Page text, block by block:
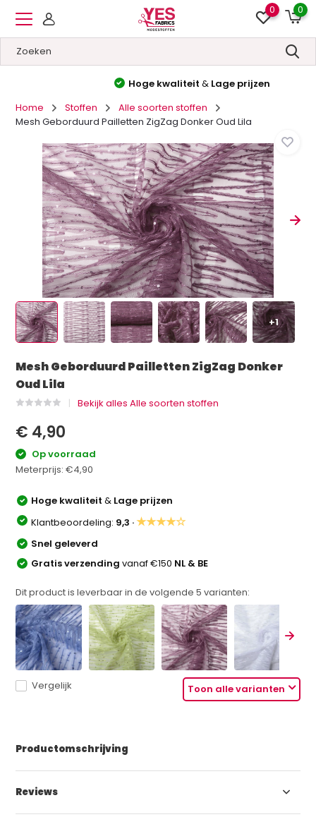
0 0
Hoge kwaliteit&Lage prijzen
Home
Stoffen
Alle soorten stoffen
Mesh Geborduurd Pailletten ZigZag Donker Oud Lila
+1
Mesh Geborduurd Pailletten ZigZag Donker
Oud Lila
Bekijk alles Alle soorten stoffen
€ 4,90
Op voorraad
Meterprijs:€4,90
Hoge kwaliteit& Lage prijzen
Klantbeoordeling: 9,3 ·★★★★☆
Snel geleverd
Gratis verzendingvanaf €150 NL & BE
Dit product is leverbaar in de volgende5 varianten:
Toon alle varianten
Vergelijk
Productomschrijving
Reviews